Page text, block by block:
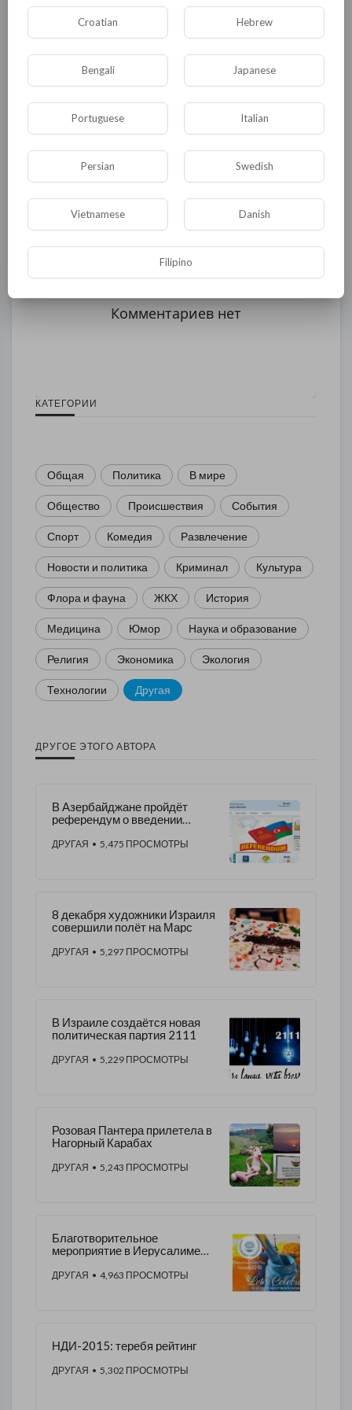
социального сиротства и ликвидация детских
домов в Нагорно-Карабахской Республике.
Опубликовать
Комментариев нет
КАТЕГОРИИ
Общая Политика В мире
Общество Происшествия События
Спорт Комедия Развлечение
Новости и политика Криминал Культура
Флора и фауна ЖКХ История
Медицина Юмор Наука и образование
Религия Экономика Экология
Технологии Другая
ДРУГОЕ ЭТОГО АВТОРА
В Азербайджане пройдёт
референдум о введении
ДРУГАЯ • 5,475 ПРОСМОТРЫ
8 декабря художники Израиля
совершили полёт на Марс
ДРУГАЯ • 5,297 ПРОСМОТРЫ
В Израиле создаётся новая
политическая партия 2111
ДРУГАЯ • 5,229 ПРОСМОТРЫ
Розовая Пантера прилетела в
Нагорный Карабах
ДРУГАЯ • 5,243 ПРОСМОТРЫ
Благотворительное
мероприятие в Иерусалиме
ВРЕМЕНИ 2111
ДРУГАЯ • 4,963 ПРОСМОТРЫ
НДИ-2015: теребя рейтинг
ДРУГАЯ • 5,302 ПРОСМОТРЫ
Croatian Hebrew
Bengali Japanese
Portuguese Italian
Persian Swedish
Vietnamese Danish
Filipino